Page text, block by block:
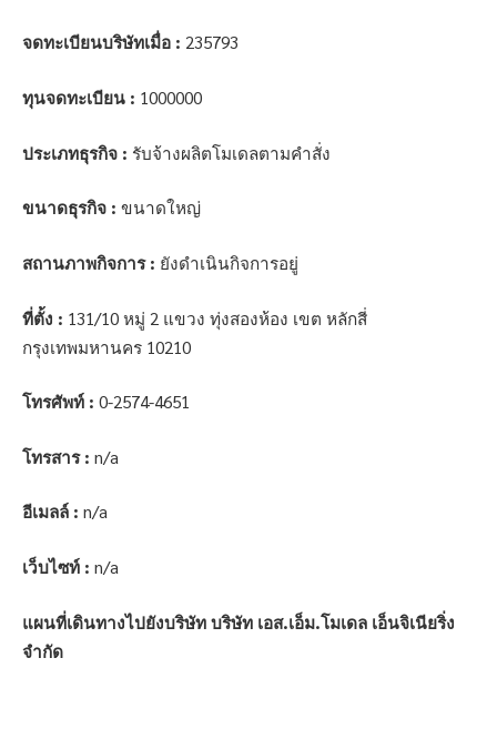
จดทะเบียนบริษัทเมื่อ : 235793
ทุนจดทะเบียน : 1000000
ประเภทธุรกิจ : รับจ้างผลิตโมเดลตามคำสั่ง
ขนาดธุรกิจ : ขนาดใหญ่
สถานภาพกิจการ : ยังดำเนินกิจการอยู่
ที่ตั้ง : 131/10 หมู่ 2 แขวง ทุ่งสองห้อง เขต หลักสี่
กรุงเทพมหานคร 10210
โทรศัพท์ : 0-2574-4651
โทรสาร : n/a
อีเมลล์ : n/a
เว็บไซท์ : n/a
แผนที่เดินทางไปยังบริษัท บริษัท เอส.เอ็ม.โมเดล เอ็นจิเนียริ่ง
จำกัด